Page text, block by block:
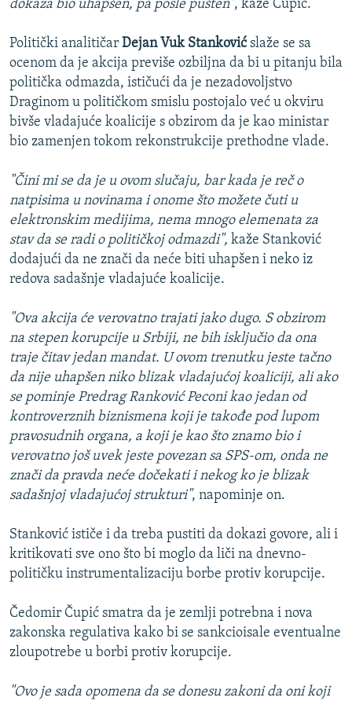
dokaza bio uhapšen, pa posle pušten", kaže Čupić.
Politički analitičar Dejan Vuk Stankovićslaže se sa
ocenom da je akcija previše ozbiljna da bi u pitanju bila
politička odmazda, ističući da je nezadovoljstvo
Draginom u političkom smislu postojalo već u okviru
bivše vladajuće koalicije s obzirom da je kao ministar
bio zamenjen tokom rekonstrukcije prethodne vlade.
"Čini mi se da je u ovom slučaju, bar kada je reč o
natpisima u novinama i onome što možete čuti u
elektronskim medijima, nema mnogo elemenata za
stav da se radi o političkoj odmazdi", kaže Stanković
dodajući da ne znači da neće biti uhapšen i neko iz
redova sadašnje vladajuće koalicije.
"Ova akcija će verovatno trajati jako dugo. S obzirom
na stepen korupcije u Srbiji, ne bih isključio da ona
traje čitav jedan mandat. U ovom trenutku jeste tačno
da nije uhapšen niko blizak vladajućoj koaliciji, ali ako
se pominje Predrag Ranković Peconi kao jedan od
kontroverznih biznismena koji je takođe pod lupom
pravosudnih organa, a koji je kao što znamo bio i
verovatno još uvek jeste povezan sa SPS-om, onda ne
znači da pravda neće dočekati i nekog ko je blizak
sadašnjoj vladajućoj strukturi", napominje on.
Stanković ističe i da treba pustiti da dokazi govore, ali i
kritikovati sve ono što bi moglo da liči na dnevno-
političku instrumentalizaciju borbe protiv korupcije.
Čedomir Čupić smatra da je zemlji potrebna i nova
zakonska regulativa kako bi se sankcioisale eventualne
zloupotrebe u borbi protiv korupcije.
"Ovo je sada opomena da se donesu zakoni da oni koji